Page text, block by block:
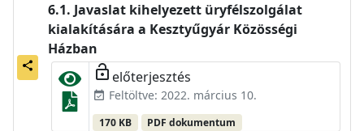
share
Javaslat kihelyezett üryfélszolgálat
kialakítására a Kesztyűgyár Közösségi
Házban
lock_open előterjesztés
event_available Feltöltve: 2022. március 10.
170 KB PDF dokumentum